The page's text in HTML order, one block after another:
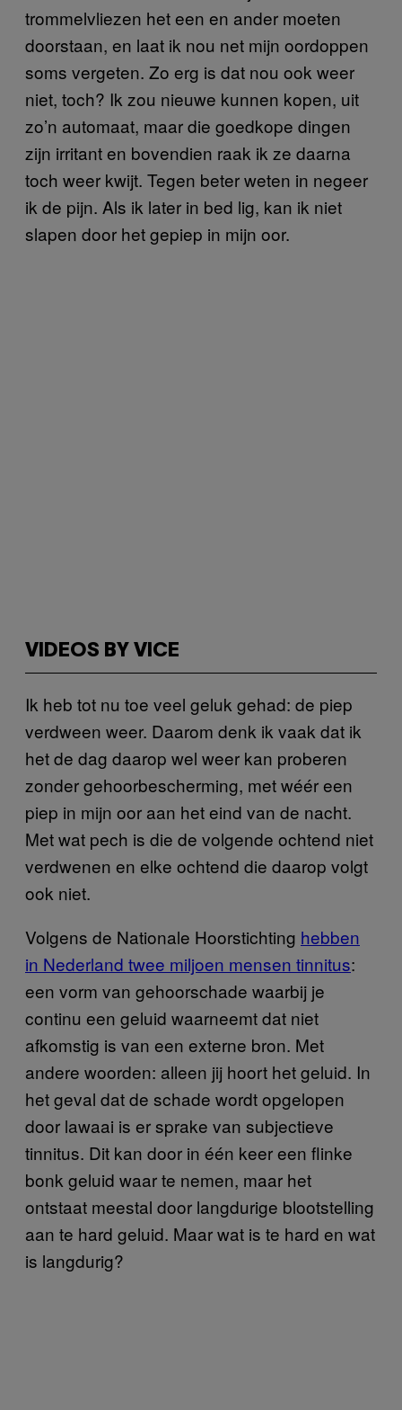
trommelvliezen het een en ander moeten
doorstaan, en laat ik nou net mijn oordoppen
soms vergeten. Zo erg is dat nou ook weer
niet, toch? Ik zou nieuwe kunnen kopen, uit
zo’n automaat, maar die goedkope dingen
zijn irritant en bovendien raak ik ze daarna
toch weer kwijt. Tegen beter weten in negeer
ik de pijn. Als ik later in bed lig, kan ik niet
slapen door het gepiep in mijn oor.
VIDEOS BY VICE
Ik heb tot nu toe veel geluk gehad: de piep
verdween weer. Daarom denk ik vaak dat ik
het de dag daarop wel weer kan proberen
zonder gehoorbescherming, met wéér een
piep in mijn oor aan het eind van de nacht.
Met wat pech is die de volgende ochtend niet
verdwenen en elke ochtend die daarop volgt
ook niet.
Volgens de Nationale Hoorstichting hebben
in Nederland twee miljoen mensen tinnitus:
een vorm van gehoorschade waarbij je
continu een geluid waarneemt dat niet
afkomstig is van een externe bron. Met
andere woorden: alleen jij hoort het geluid. In
het geval dat de schade wordt opgelopen
door lawaai is er sprake van subjectieve
tinnitus. Dit kan door in één keer een flinke
bonk geluid waar te nemen, maar het
ontstaat meestal door langdurige blootstelling
aan te hard geluid. Maar wat is te hard en wat
is langdurig?